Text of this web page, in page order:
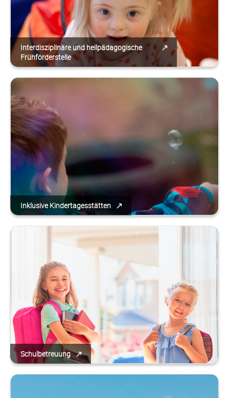
Interdisziplinäre und heilpädagogische
Frühförderstelle
Inklusive Kindertagesstätten
Schulbetreuung